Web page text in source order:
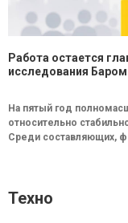
Работа остается
исследования
На пятый год
относительно
Среди составляющих,
Техно